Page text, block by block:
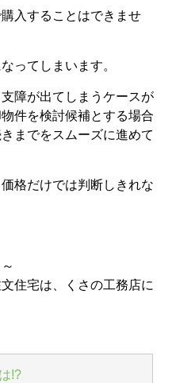
入することはできませ
ってしまいます。
障が出てしまうケースが
件を検討候補とする場合
までをスムーズに進めて
格だけでは判断しきれな
住宅は、くさの工務店に
!?